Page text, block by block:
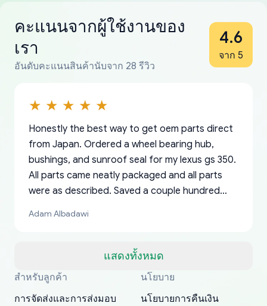
คะแนนจากผู้ใช้งานของ
เรา
อันดับคะแนนสินค้านับจาก 28 รีวิว
4.6
จาก 5
แสดงทั้งหมด
Honestly the best way to get oem parts direct
from Japan. Ordered a wheel bearing hub,
bushings, and sunroof seal for my lexus gs 350.
All parts came neatly packaged and all parts
were as described. Saved a couple hundred
a matter of days. Very professional company as
well, I forgot to add my apartment number in
my address and contacted them with the
correct information. They updated my address
Adam Albadawi
Thank you, yoshiparts.com for the responsive
customer service and for being a reliable
South Guam
OEM parts at prices that nobody else can beat.
Fast shipping to USA… I’m happy!
P. Ginez
Basically, this is my 6th time ordering parts for
my XRs (which is hard to find these days). Item
All genuine oem parts all in perfect condition I
have told everyone about this site very reliable
Jay W
I am so shocked at good time, all just because
needed parts for making my cars more
YANAN RAMIREZ GONZALEZ
สำหรับลูกค้า
การจัดส่งและการส่งมอบ
นโยบาย
นโยบายการคืนเงิน